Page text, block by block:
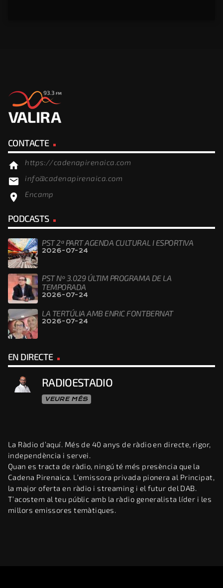
CONTACTE
home https://cadenapirenaica.com
email info@cadenapirenaica.com
location_on Encamp
PODCASTS
PST 2ª PART AGENDA CULTURAL I ESPORTIVA
2026-07-24
PST Nº 3.029 ÚLTIM PROGRAMA DE LA
TEMPORADA
2026-07-24
LA TERTÚLIA AMB ENRIC FONTBERNAT
2026-07-24
EN DIRECTE
RADIOESTADIO
VEURE MÉS
La Ràdio d’aquí. Més de 40 anys de ràdio en directe, rigor,
independència i servei.
Quan es tracta de ràdio, ningú té més presència que la
Cadena Pirenaica. L’emissora privada pionera al Principat,
la major oferta en ràdio i streaming i el futur del DAB.
T’acostem al teu públic amb la ràdio generalista líder i les
millors emissores temàtiques.